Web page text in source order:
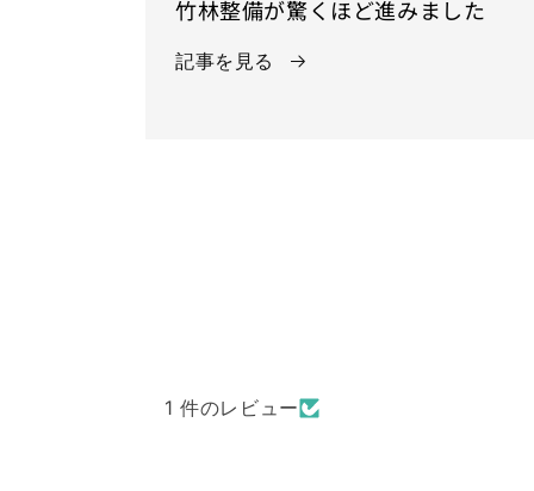
竹林整備が驚くほど進みました
記事を見る
1 件のレビュー